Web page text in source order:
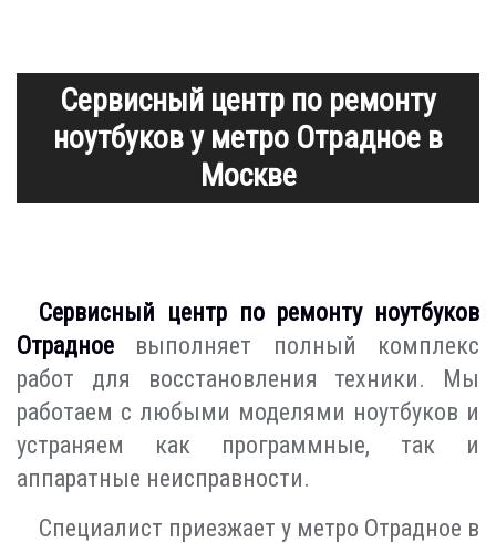
Сервисный центр по ремонту
ноутбуков у метро Отрадное в
Москве
Сервисный центр по ремонту ноутбуков
Отрадное выполняет полный комплекс
работ для восстановления техники. Мы
работаем с любыми моделями ноутбуков и
устраняем как программные, так и
аппаратные неисправности.
Специалист приезжает у метро Отрадное в